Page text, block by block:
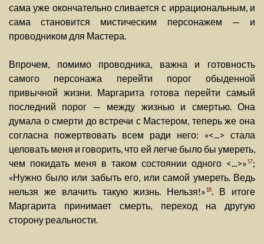
сама уже окончательно сливается с иррациональным, и
сама становится мистическим персонажем — и
проводником для Мастера.
Впрочем, помимо проводника, важна и готовность
самого персонажа перейти порог обыденной
привычной жизни. Маргарита готова перейти самый
последний порог — между жизнью и смертью. Она
думала о смерти до встречи с Мастером, теперь же она
согласна пожертвовать всем ради него: «<...> стала
целовать меня и говорить, что ей легче было бы умереть,
чем покидать меня в таком состоянии одного <...>»17;
«Нужно было или забыть его, или самой умереть. Ведь
нельзя же влачить такую жизнь. Нельзя!»18. В итоге
Маргарита принимает смерть, переход на другую
сторону реальности.